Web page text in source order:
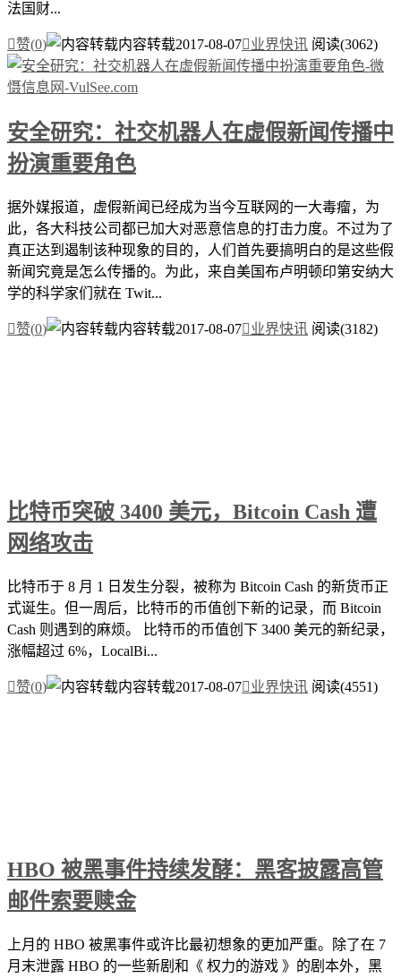
法国财...
赞(0) 内容转载2017-08-07业界快讯 阅读(3062)
安全研究：社交机器人在虚假新闻传播中
扮演重要角色
据外媒报道，虚假新闻已经成为当今互联网的一大毒瘤，为
此，各大科技公司都已加大对恶意信息的打击力度。不过为了
真正达到遏制该种现象的目的，人们首先要搞明白的是这些假
新闻究竟是怎么传播的。为此，来自美国布卢明顿印第安纳大
学的科学家们就在 Twit...
赞(0) 内容转载2017-08-07业界快讯 阅读(3182)
比特币突破 3400 美元，Bitcoin Cash 遭
网络攻击
比特币于 8 月 1 日发生分裂，被称为 Bitcoin Cash 的新货币正
式诞生。但一周后，比特币的币值创下新的记录，而 Bitcoin
Cash 则遇到的麻烦。 比特币的币值创下 3400 美元的新纪录，
涨幅超过 6%，LocalBi...
赞(0) 内容转载2017-08-07业界快讯 阅读(4551)
HBO 被黑事件持续发酵：黑客披露高管
邮件索要赎金
上月的 HBO 被黑事件或许比最初想象的更加严重。除了在 7
月末泄露 HBO 的一些新剧和《 权力的游戏 》的剧本外，黑